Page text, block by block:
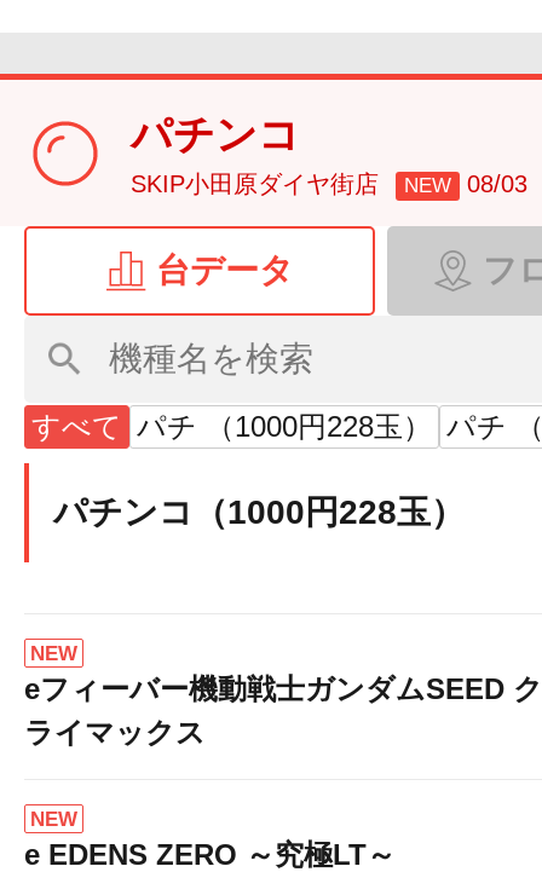
パチンコ
SKIP小田原ダイヤ街店 NEW 08/03
台データ フ
すべて パチ （1000円228玉） パチ
パチンコ（1000円228玉）
NEW
eフィーバー機動戦士ガンダムSEED ク
ライマックス
NEW
e EDENS ZERO ～究極LT～